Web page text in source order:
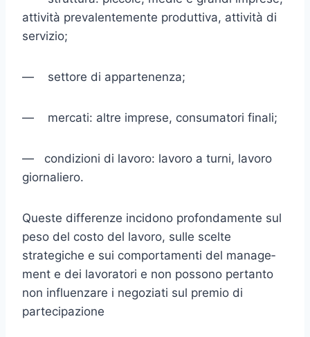
attività prevalente­mente produttiva, attività di
servizio;
— settore di appartenenza;
— mercati: altre imprese, consumatori finali;
— condizioni di lavoro: lavoro a turni, lavoro
giornaliero.
Queste differenze incidono profondamente sul
peso del costo del lavoro, sulle scelte
strategiche e sui comportamenti del manage­
ment e dei lavoratori e non possono pertanto
non influenzare i ne­goziati sul premio di
partecipazione